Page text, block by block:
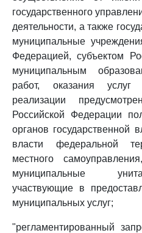
государственного
деятельности, а также
муниципальные
Федерацией, субъектом
муниципальным
работ, оказания
реализации
Российской Федерации
органов государственной
власти федеральной
местного
муниципальные
участвующие в
муниципальных услуг;
"регламентированный